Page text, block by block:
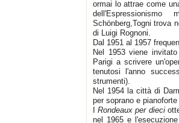
ormai lo attrae come
Schönberg,Togni trova
di Luigi Rognoni.
Dal 1951 al 1957
Nel 1953 viene
Parigi a scrivere
tenutosi l'anno
strumenti).
Nel 1954 la città di
per soprano e
IRondeaux per dieci
nel 1965 e